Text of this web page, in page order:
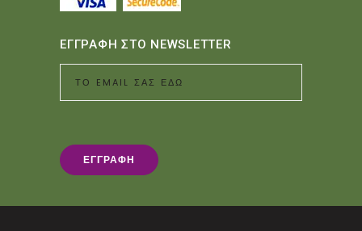
ΕΓΓΡΑΦΗ ΣΤΟ NEWSLETTER